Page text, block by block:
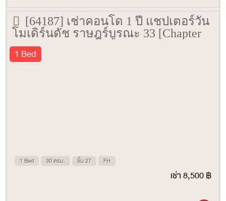
[64187] เช่าคอนโด 1 ปี แชปเตอร์วัน
โมเดิร์นดัช ราษฎร์บูรณะ 33 [Chapter
One Modern Dutch Ratburana 33] 30
ตรม. ชั้น 27
1 Bed
1 Bed 30 ตรม. ชั้น 27 FH
เช่า 8,500 ฿